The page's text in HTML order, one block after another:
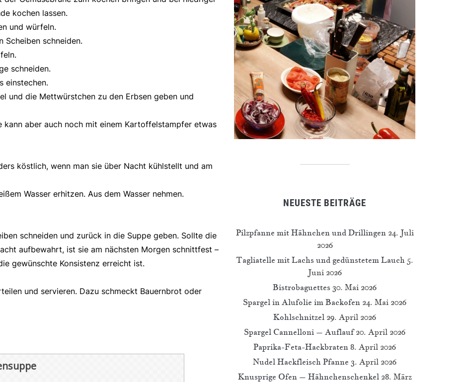
kochen lassen.
und würfeln.
Scheiben schneiden.
schneiden.
einstechen.
und die Mettwürstchen zu den Erbsen geben und
kann aber auch noch mit einem Kartoffelstampfer etwas
köstlich, wenn man sie über Nacht kühlstellt und am
Wasser erhitzen. Aus dem Wasser nehmen.
schneiden und zurück in die Suppe geben. Sollte die
aufbewahrt, ist sie am nächsten Morgen schnittfest –
gewünschte Konsistenz erreicht ist.
und servieren. Dazu schmeckt Bauernbrot oder
NEUESTE BEITRÄGE
Pilzpfanne mit Hähnchen und Drillingen 24. Juli
2026
Tagliatelle mit Lachs und gedünstetem Lauch 5.
Juni 2026
Bistrobaguettes 30. Mai 2026
Spargel in Alufolie im Backofen 24. Mai 2026
Kohlschnitzel 29. April 2026
Spargel Cannelloni – Auflauf 20. April 2026
Paprika-Feta-Hackbraten 8. April 2026
Nudel Hackfleisch Pfanne 3. April 2026
Knusprige Ofen – Hähnchenschenkel 28. März